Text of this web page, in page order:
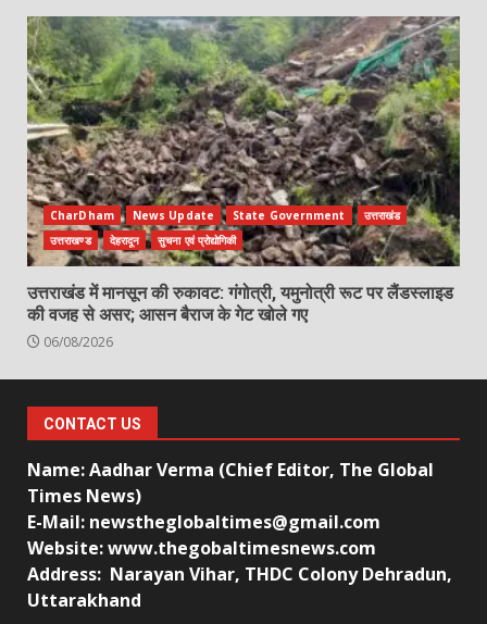
CharDham News Update State Government
उत्तराखंड
उत्तराखण्ड
देहरादून सुचना एवं प्रोद्योगिकी
उत्तराखंड में मानसून की रुकावट: गंगोत्री, यमुनोत्री रूट पर लैंडस्लाइड
की वजह से असर; आसन बैराज के गेट खोले गए
06/08/2026
CONTACT US
Name: Aadhar Verma (Chief Editor, The Global
Times News)
E-Mail: newstheglobaltimes@gmail.com
Website: www.thegobaltimesnews.com
Address: Narayan Vihar, THDC Colony Dehradun,
Uttarakhand